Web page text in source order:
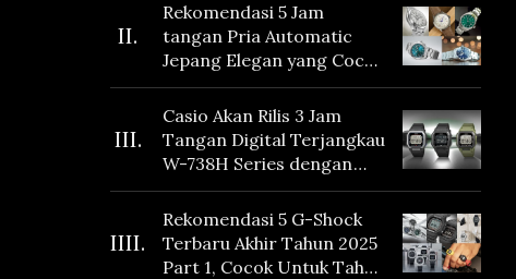
II.
Rekomendasi 5 Jam
tangan Pria Automatic
Jepang Elegan yang Cocok
Dikoleksi di 2026
III.
Casio Akan Rilis 3 Jam
Tangan Digital Terjangkau
W-738H Series dengan
Masa Baterai 10 Tahun
dan Fitur Vibration
IIII.
Rekomendasi 5 G-Shock
Terbaru Akhir Tahun 2025
Part 1, Cocok Untuk Tahun